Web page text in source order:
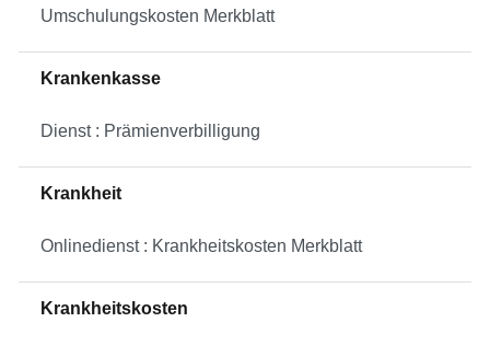
Umschulungskosten Merkblatt
Krankenkasse
Dienst : Prämienverbilligung
Krankheit
Onlinedienst : Krankheitskosten Merkblatt
Krankheitskosten